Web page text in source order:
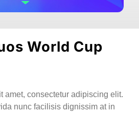
World Cup
amet, consectetur adipiscing elit.
nunc facilisis dignissim at in